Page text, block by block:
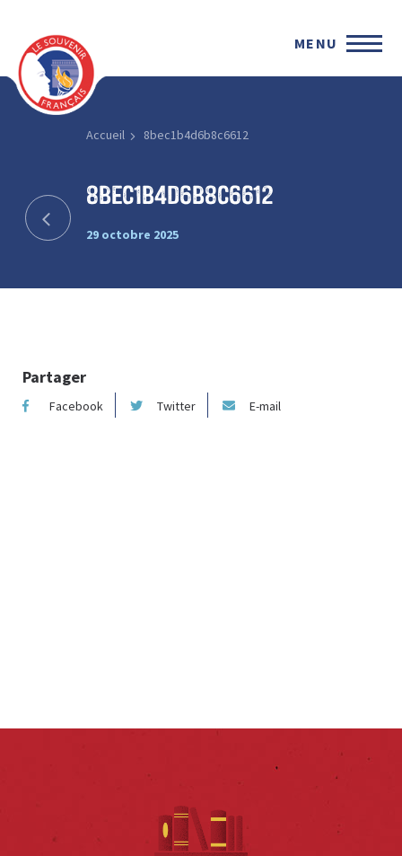
MENU
Accueil 8bec1b4d6b8c6612
8bec1b4d6b8c6612
29 octobre 2025
Partager
Facebook Twitter E-mail